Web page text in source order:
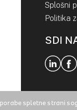
Splošni
Politika
SDI
spletne strani